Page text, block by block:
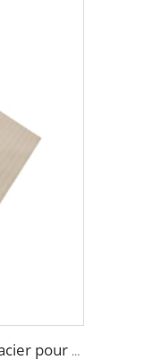
Panneau sandwich EPS en structure acier pour construction immobilière, maison-conteneur